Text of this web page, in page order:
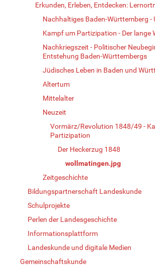
Erkunden, Erleben, Entdecken:
Nachhaltiges Baden-Württemberg -
Kampf um Partizipation - Der lange
Nachkriegszeit - Politischer
Entstehung Baden-Württembergs
Jüdisches Leben in Baden und
Altertum
Mittelalter
Neuzeit
Vormärz/Revolution 1848/49 -
Partizipation
Der Heckerzug 1848
wollmatingen.jpg
Zeitgeschichte
Bildungspartnerschaft Landeskunde
Schulprojekte
Perlen der Landesgeschichte
Informationsplattform
Landeskunde und digitale Medien
Gemeinschaftskunde